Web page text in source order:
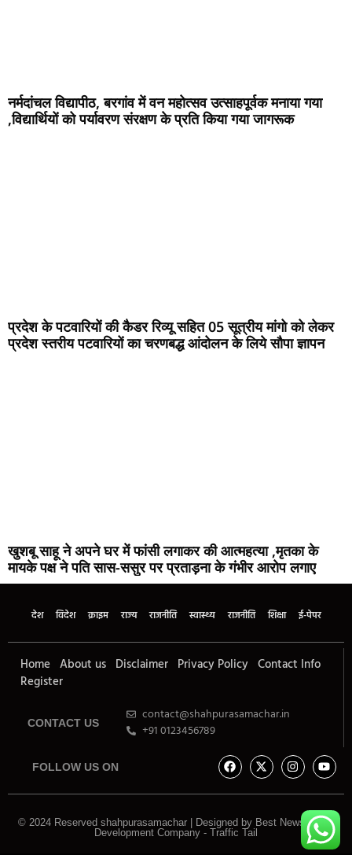
नर्मदांचल विद्यापीठ, बरगांव में वन महोत्सव उत्साहपूर्वक मनाया गया
,विद्यार्थियों को पर्यावरण संरक्षण के प्रति किया गया जागरूक
प्रदेश के पटवारियों की कैडर रिव्यू सहित 05 सूत्रीय मांगो को लेकर
प्रदेश स्तरीय पटवारियों का चरणबद्ध आंदोलन के लिये सौपा ज्ञापन
खुशबू साहू ने अपने घर में फांसी लगाकर की आत्महत्या ,मृतका के
मायके पक्ष ने पति सास-ससुर पर प्रताड़ना के गंभीर आरोप लगाए
देश विदेश क्राइम राज्य राजनीति स्वास्थ्य राजनीति शिक्षा ई-पेपर
Home About us Disclaimer Privacy Policy Contact Info
Register
CONTACT US
contact@shahpurasamachar.in
+91 0123456789
FOLLOW US ON
© 2024 Reserved shahpurasamachar | Designed by Best News Portal
Development Company - Traffic Tail